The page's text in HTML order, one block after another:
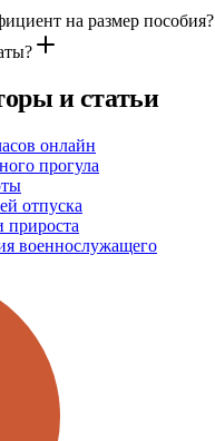
на размер пособия?
и статьи
онлайн
прогула
отпуска
прироста
военнослужащего